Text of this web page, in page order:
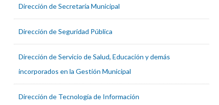
Dirección de Secretaría Municipal
Dirección de Seguridad Pública
Dirección de Servicio de Salud, Educación y demás
incorporados en la Gestión Municipal
Dirección de Tecnología de Información